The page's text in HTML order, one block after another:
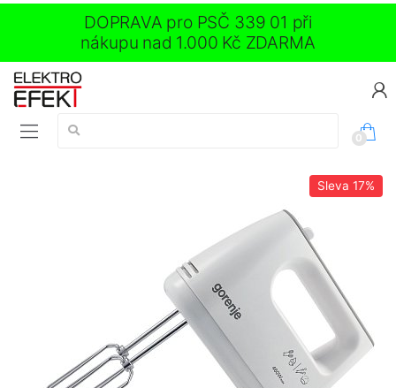
DOPRAVA pro PSČ 339 01 při
nákupu nad 1.000 Kč ZDARMA
Vyhledávání:
0
Sleva 17%